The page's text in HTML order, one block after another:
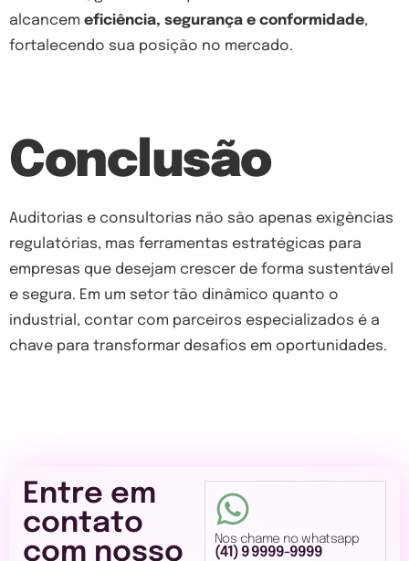
alcancem eficiência, segurança e conformidade,
fortalecendo sua posição no mercado.
Conclusão
Auditorias e consultorias não são apenas exigências
regulatórias, mas ferramentas estratégicas para
empresas que desejam crescer de forma sustentável
e segura. Em um setor tão dinâmico quanto o
industrial, contar com parceiros especializados é a
chave para transformar desafios em oportunidades.
Entre em
contato
com nosso
Nos chame no whatsapp
(41) 9 9999-9999